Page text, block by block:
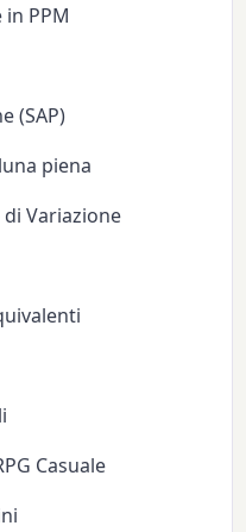
PPM
(SAP)
piena
Variazione
Casuale